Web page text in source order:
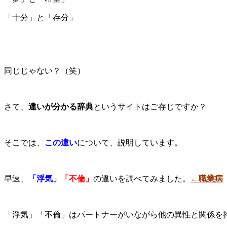
「十分」と「存分」
同じじゃない？（笑）
さて、 違いが分かる辞典というサイトはご存じですか？
そこでは、 この違いについて、説明しています。
早速、 「浮気」 「不倫」 の違いを調べてみました。 ←職業病
「浮気」「不倫」はパートナーがいながら他の異性と関係を